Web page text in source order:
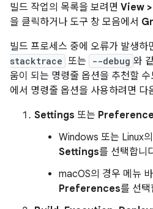
빌드 작업의 목록을 보려면 View
을 클릭하거나 도구 창 모음에서
빌드 프로세스 중에 오류가 발생하
stacktrace 또는 --debug 와
움이 되는 명령줄 옵션을 추천할
에서 명령줄 옵션을 사용하려면 다
Settings 또는
Windows 또는 Linux
Settings를 선택합니
macOS의 경우 메뉴
Preferences를 선택